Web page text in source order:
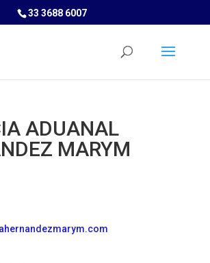
33 3688 6007
ADUANAL
MARYM